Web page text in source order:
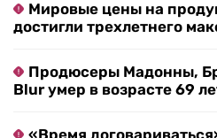
Мировые цены на
достигли трехлетнего
Продюсеры Мадонны,
Blur умер в возрасте 69